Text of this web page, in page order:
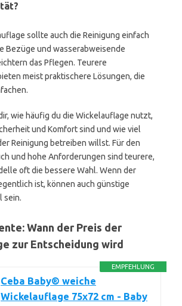
sollte auch die Reinigung einfach
Bezüge und wasserabweisende
das Pflegen. Teurere
meist praktischere Lösungen, die
wie häufig du die Wickelauflage nutzt,
und Komfort sind und wie viel
Reinigung betreiben willst. Für den
und hohe Anforderungen sind teurere,
oft die bessere Wahl. Wenn der
ist, können auch günstige
sein.
Wann der Preis der
zur Entscheidung wird
EMPFEHLUNG
Ceba Baby® weiche
Wickelauflage 75x72 cm - Baby